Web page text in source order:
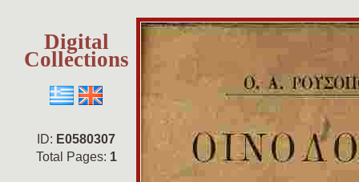
Digital
Collections
ID: E0580307
Total Pages: 1